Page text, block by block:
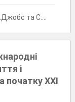
перший персональний комп'ютер?
і
початку ХХІ